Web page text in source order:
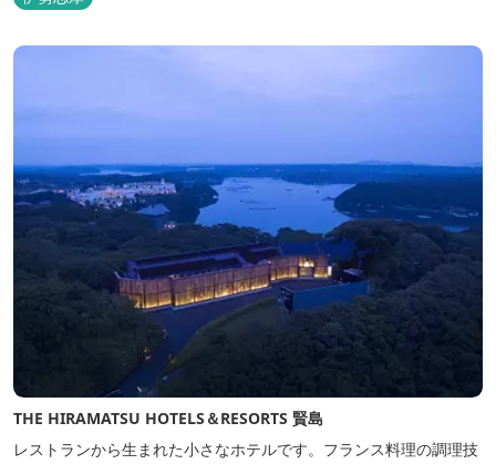
THE HIRAMATSU HOTELS＆RESORTS 賢島
レストランから生まれた小さなホテルです。フランス料理の調理技